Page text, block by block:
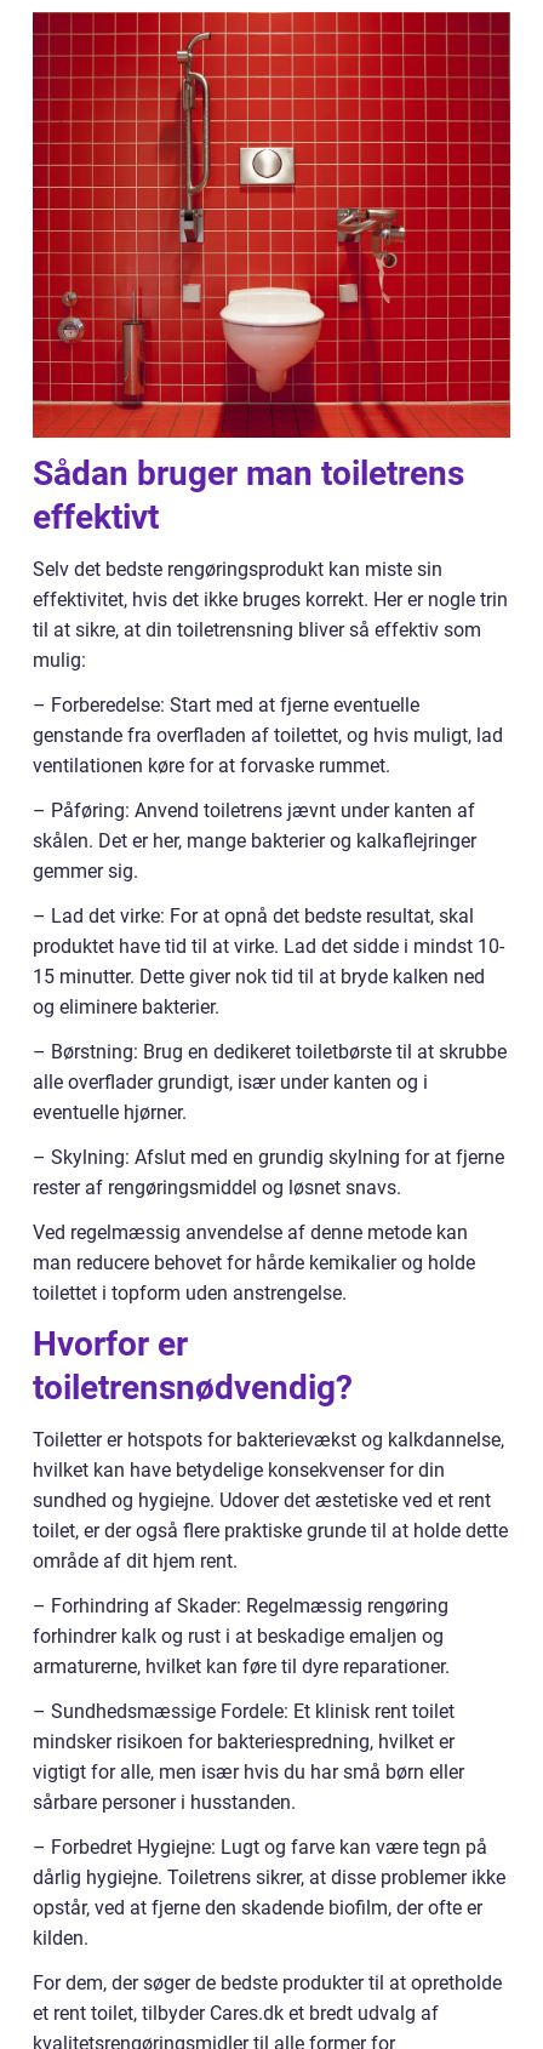
Sådan bruger man toiletrens
effektivt
Selv det bedste rengøringsprodukt kan miste sin
effektivitet, hvis det ikke bruges korrekt. Her er nogle trin
til at sikre, at din toiletrensning bliver så effektiv som
mulig:
– Forberedelse: Start med at fjerne eventuelle
genstande fra overfladen af toilettet, og hvis muligt, lad
ventilationen køre for at forvaske rummet.
– Påføring: Anvend toiletrens jævnt under kanten af
skålen. Det er her, mange bakterier og kalkaflejringer
gemmer sig.
– Lad det virke: For at opnå det bedste resultat, skal
produktet have tid til at virke. Lad det sidde i mindst 10-
15 minutter. Dette giver nok tid til at bryde kalken ned
og eliminere bakterier.
– Børstning: Brug en dedikeret toiletbørste til at skrubbe
alle overflader grundigt, især under kanten og i
eventuelle hjørner.
– Skylning: Afslut med en grundig skylning for at fjerne
rester af rengøringsmiddel og løsnet snavs.
Ved regelmæssig anvendelse af denne metode kan
man reducere behovet for hårde kemikalier og holde
toilettet i topform uden anstrengelse.
Hvorfor er
toiletrensnødvendig?
Toiletter er hotspots for bakterievækst og kalkdannelse,
hvilket kan have betydelige konsekvenser for din
sundhed og hygiejne. Udover det æstetiske ved et rent
toilet, er der også flere praktiske grunde til at holde dette
område af dit hjem rent.
– Forhindring af Skader: Regelmæssig rengøring
forhindrer kalk og rust i at beskadige emaljen og
armaturerne, hvilket kan føre til dyre reparationer.
– Sundhedsmæssige Fordele: Et klinisk rent toilet
mindsker risikoen for bakteriespredning, hvilket er
vigtigt for alle, men især hvis du har små børn eller
sårbare personer i husstanden.
– Forbedret Hygiejne: Lugt og farve kan være tegn på
dårlig hygiejne. Toiletrens sikrer, at disse problemer ikke
opstår, ved at fjerne den skadende biofilm, der ofte er
kilden.
For dem, der søger de bedste produkter til at opretholde
et rent toilet, tilbyder Cares.dk et bredt udvalg af
kvalitetsrengøringsmidler til alle former for